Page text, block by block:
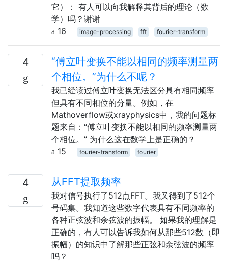
它）： 有人可以向我解释其背后的理论（数
学）吗？谢谢
16
image-processing fft fourier-transform
4
“傅立叶变换不能以相同的频率测量两
个相位。”为什么不呢？
我已经读过傅立叶变换无法区分具有相同频率
但具有不同相位的分量。例如，在
Mathoverflow或xrayphysics中，我的问题标
题来自：“傅立叶变换不能以相同的频率测量两
个相位。” 为什么这在数学上是正确的？
15
fourier-transform fourier
4 从FFT提取频率
我对信号执行了512点FFT。我又得到了512个
号码集。我知道这些数字代表具有不同频率的
各种正弦波和余弦波的振幅。 如果我的理解是
正确的，有人可以告诉我如何从那些512数（即
振幅）的知识中了解那些正弦和余弦波的频率
吗？